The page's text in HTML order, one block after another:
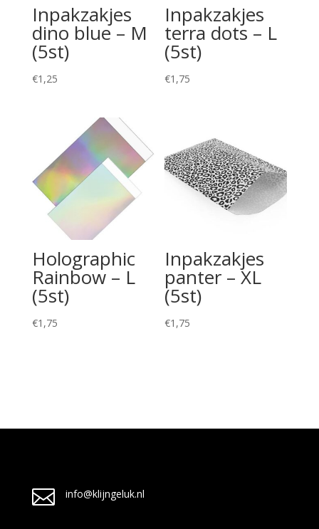
Inpakzakjes
dino blue – M
(5st)
€1,25
Inpakzakjes
terra dots – L
(5st)
€1,75
Holographic
Rainbow – L
(5st)
€1,75
Inpakzakjes
panter – XL
(5st)
€1,75
 info@klijngeluk.nl